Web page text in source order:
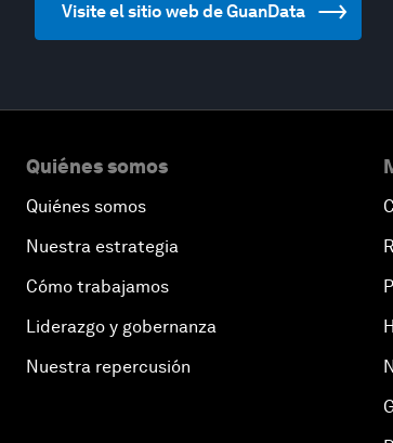
Visite el sitio web de GuanData
Quiénes somos
Quiénes somos
Nuestra estrategia
Cómo trabajamos
Liderazgo y gobernanza
Nuestra repercusión